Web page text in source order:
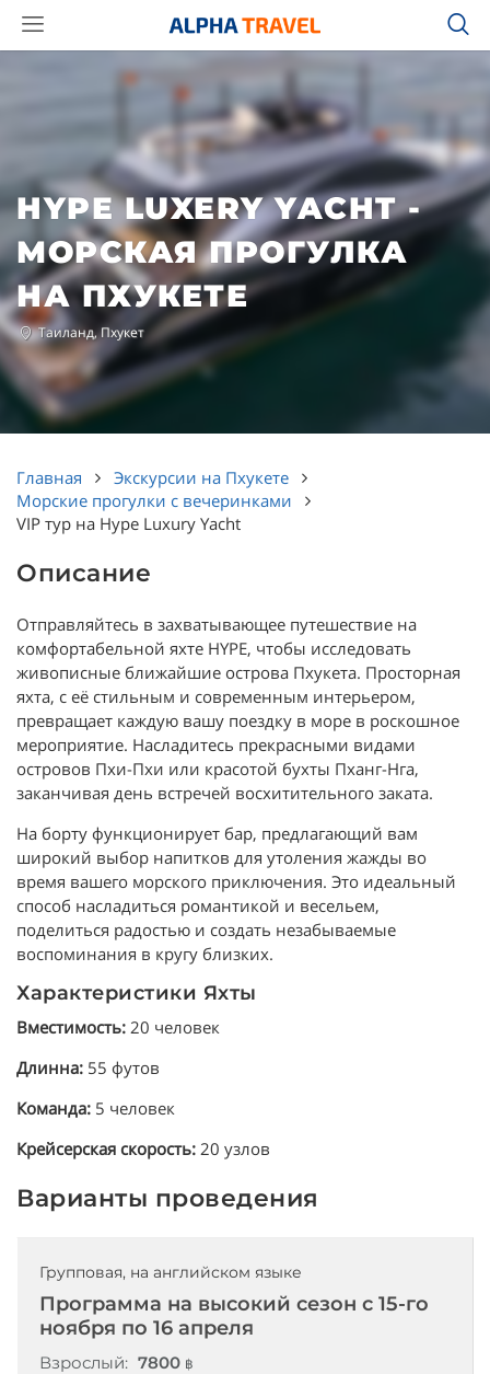
HYPE LUXERY YACHT -
МОРСКАЯ ПРОГУЛКА
НА ПХУКЕТЕ
Таиланд, Пхукет
Главная
Экскурсии на Пхукете
Морские прогулки с вечеринками
VIP тур на Hype Luxury Yacht
Описание
Отправляйтесь в захватывающее путешествие на
комфортабельной яхте HYPE, чтобы исследовать
живописные ближайшие острова Пхукета. Просторная
яхта, с её стильным и современным интерьером,
превращает каждую вашу поездку в море в роскошное
мероприятие. Насладитесь прекрасными видами
островов Пхи-Пхи или красотой бухты Пханг-Нга,
заканчивая день встречей восхитительного заката.
На борту функционирует бар, предлагающий вам
широкий выбор напитков для утоления жажды во
время вашего морского приключения. Это идеальный
способ насладиться романтикой и весельем,
поделиться радостью и создать незабываемые
воспоминания в кругу близких.
Характеристики Яхты
Вместимость: 20 человек
Длинна: 55 футов
Команда: 5 человек
Крейсерская скорость: 20 узлов
Варианты проведения
Групповая, на английском языке
Программа на высокий сезон с 15-го
ноября по 16 апреля
Взрослый: 7800 ฿